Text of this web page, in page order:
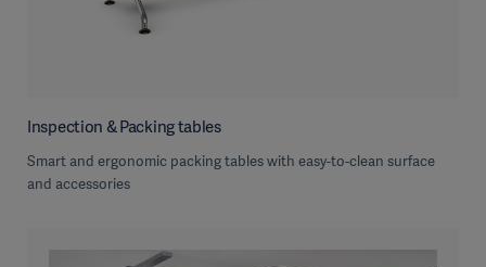
Inspection & Packing tables
Smart and ergonomic packing tables with easy-to-clean surface
and accessories